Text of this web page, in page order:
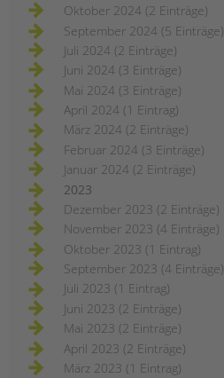
Oktober 2024 (2 Einträge)
September 2024 (5 Einträge)
Juli 2024 (2 Einträge)
Juni 2024 (3 Einträge)
Mai 2024 (3 Einträge)
April 2024 (1 Eintrag)
März 2024 (2 Einträge)
Februar 2024 (3 Einträge)
Januar 2024 (2 Einträge)
2023
Dezember 2023 (2 Einträge)
November 2023 (4 Einträge)
Oktober 2023 (1 Eintrag)
September 2023 (4 Einträge)
Juli 2023 (1 Eintrag)
Juni 2023 (2 Einträge)
Mai 2023 (2 Einträge)
April 2023 (2 Einträge)
März 2023 (1 Eintrag)